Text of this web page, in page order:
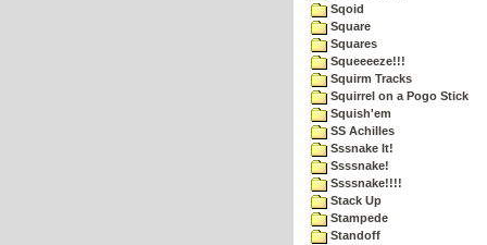
Sqoid
Square
Squares
Squeeeeze!!!
Squirm Tracks
Squirrel on a Pogo Stick
Squish'em
SS Achilles
Sssnake It!
Ssssnake!
Ssssnake!!!!
Stack Up
Stampede
Standoff